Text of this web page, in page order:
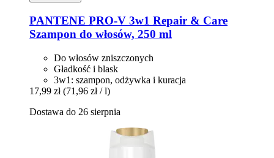
PANTENE PRO-V 3w1 Repair & Care
Szampon do włosów, 250 ml
Do włosów zniszczonych
Gładkość i blask
3w1: szampon, odżywka i kuracja
17,99 zł (71,96 zł / l)
Dostawa do 26 sierpnia